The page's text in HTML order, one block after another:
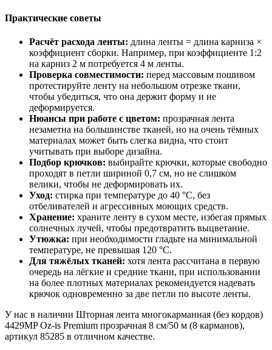
Практические советы
Расчёт расхода ленты: длина ленты = длина карниза ×
коэффициент сборки. Например, при коэффициенте 1:2
на карниз 2 м потребуется 4 м ленты.
Проверка совместимости: перед массовым пошивом
протестируйте ленту на небольшом отрезке ткани,
чтобы убедиться, что она держит форму и не
деформируется.
Нюансы при работе с цветом: прозрачная лента
незаметна на большинстве тканей, но на очень тёмных
материалах может быть слегка видна, что стоит
учитывать при выборе дизайна.
Подбор крючков: выбирайте крючки, которые свободно
проходят в петли шириной 0,7 см, но не слишком
велики, чтобы не деформировать их.
Уход: стирка при температуре до 40 °C, без
отбеливателей и агрессивных моющих средств.
Хранение: храните ленту в сухом месте, избегая прямых
солнечных лучей, чтобы предотвратить выцветание.
Утюжка: при необходимости гладьте на минимальной
температуре, не превышая 120 °C.
Для тяжёлых тканей: хотя лента рассчитана в первую
очередь на лёгкие и средние ткани, при использовании
на более плотных материалах рекомендуется надевать
крючок одновременно за две петли по высоте ленты.
У нас в наличии Шторная лента многокарманная (без кордов)
4429MP Oz-is Premium прозрачная 8 см/50 м (8 карманов),
артикул 85285 в отличном качестве.